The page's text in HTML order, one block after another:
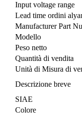
Input voltage range
Lead time ordini
Manufacturer Part
Modello
Peso netto
Quantità di vendita
Unità di Misura di
Descrizione breve
SIAE
Colore